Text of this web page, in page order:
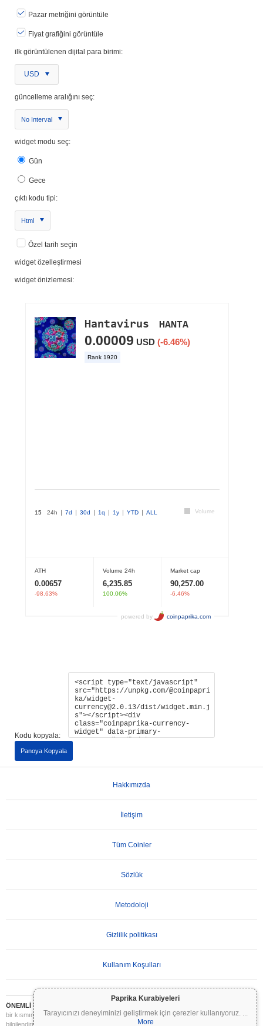
Paprika Kurabiyeleri
Tarayıcınızı deneyiminizi geliştirmek için çerezler kullanıyoruz. ...
More
Pazar metriğini görüntüle
Fiyat grafiğini görüntüle
ilk görüntülenen dijital para birimi:
USD
güncelleme aralığını seç:
No Interval
widget modu seç:
Gün
Gece
çıktı kodu tipi:
Html
Özel tarih seçin
widget özelleştirmesi
widget önizlemesi:
Kodu kopyala:
Panoya Kopyala
Hakkımızda
İletişim
Tüm Coinler
Sözlük
Metodoloji
Gizlilik politikası
Kullanım Koşulları
ÖNEMLİ UYARI:
bir kısmını veya tamamını kaybedebilirsiniz. Coinpaprika üzerindeki tüm bilgiler yalnızca
bilgilendirme amaçlıdır ve finansal veya yatırım tavsiyesi niteliği taşımaz. Yatırım